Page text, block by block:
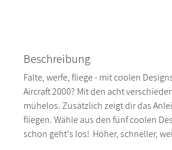
Beschreibung
Falte, werfe, fliege - mit coolen
Aircraft 2000? Mit den acht
mühelos. Zusätzlich zeigt dir das
fliegen. Wähle aus den fünf coolen
schon geht's los! Höher, schneller,